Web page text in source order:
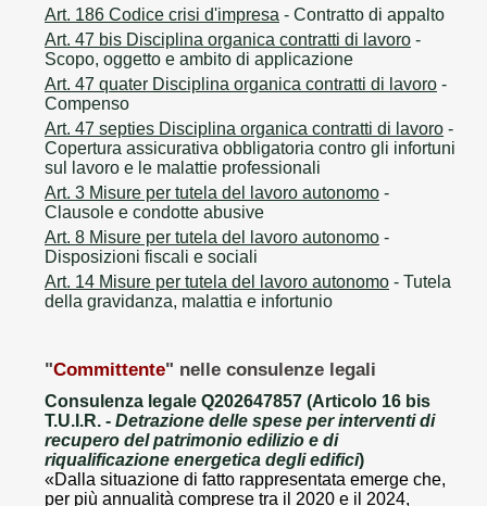
Art. 186 Codice crisi d'impresa - Contratto di appalto
Art. 47 bis Disciplina organica contratti di lavoro -
Scopo, oggetto e ambito di applicazione
Art. 47 quater Disciplina organica contratti di lavoro -
Compenso
Art. 47 septies Disciplina organica contratti di lavoro -
Copertura assicurativa obbligatoria contro gli infortuni
sul lavoro e le malattie professionali
Art. 3 Misure per tutela del lavoro autonomo -
Clausole e condotte abusive
Art. 8 Misure per tutela del lavoro autonomo -
Disposizioni fiscali e sociali
Art. 14 Misure per tutela del lavoro autonomo - Tutela
della gravidanza, malattia e infortunio
"Committente" nelle consulenze legali
Consulenza legale Q202647857 (Articolo 16 bis
T.U.I.R. - Detrazione delle spese per interventi di
recupero del patrimonio edilizio e di
riqualificazione energetica degli edifici)
«Dalla situazione di fatto rappresentata emerge che,
per più annualità comprese tra il 2020 e il 2024,